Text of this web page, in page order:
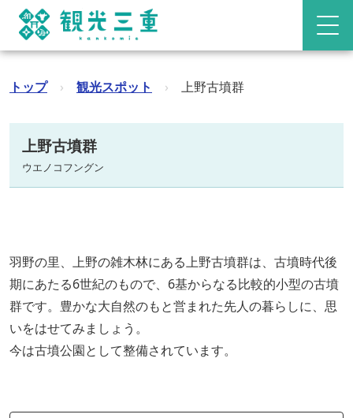
トップ › 観光スポット › 上野古墳群
上野古墳群
ウエノコフングン
羽野の里、上野の雑木林にある上野古墳群は、古墳時代後
期にあたる6世紀のもので、6基からなる比較的小型の古墳
群です。豊かな大自然のもと営まれた先人の暮らしに、思
いをはせてみましょう。
今は古墳公園として整備されています。